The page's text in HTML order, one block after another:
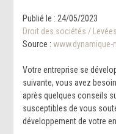
Publié le : 24/05/2023
Droit des sociétés /
Source : www.dynamique-
Votre entreprise se
suivante, vous avez
après quelques conseils
susceptibles de vous
développement de votre